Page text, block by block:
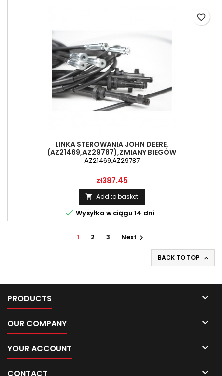
LINKA STEROWANIA JOHN DEERE,
(AZ21469,AZ29787),ZMIANY BIEGÓW
AZ21469,AZ29787
Price
zł387.45
 Add to basket
 Wysyłka w ciągu 14 dni
favorite_border
1 2 3 Next 
BACK TO TOP 
PRODUCTS 
OUR COMPANY 
YOUR ACCOUNT 
CONTACT 